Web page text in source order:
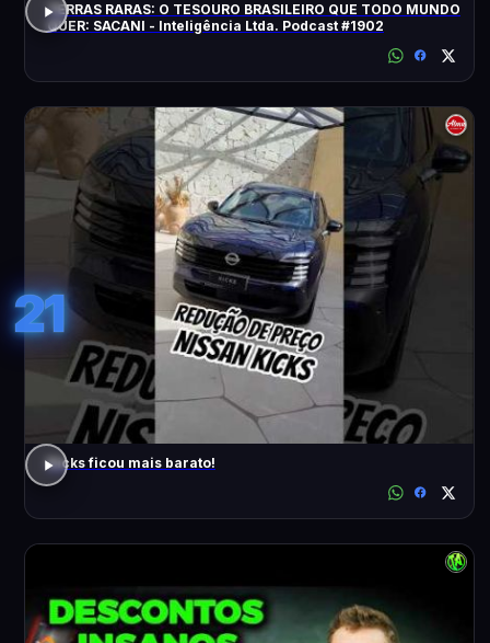
TERRAS RARAS: O TESOURO BRASILEIRO QUE TODO MUNDO
QUER: SACANI - Inteligência Ltda. Podcast #1902
21
Kicks ficou mais barato!